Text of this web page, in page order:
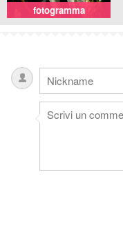
fotogramma